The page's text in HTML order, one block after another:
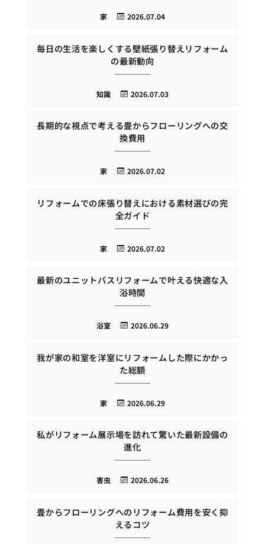
2026.07.04
家
毎日の生活を楽しくする壁紙張り替えリフォーム
の最新動向
2026.07.03
知識
長期的な視点で考える畳からフローリングへの交
換費用
2026.07.02
家
リフォームでの床張り替えにおける素材選びの完
全ガイド
2026.07.02
家
最新のユニットバスリフォームで叶える快適な入
浴時間
2026.06.29
浴室
我が家の和室を洋室にリフォームした際にかかっ
た総額
2026.06.29
家
私がリフォーム展示場を訪れて驚いた最新設備の
進化
2026.06.26
害虫
畳からフローリングへのリフォーム費用を安く抑
えるコツ